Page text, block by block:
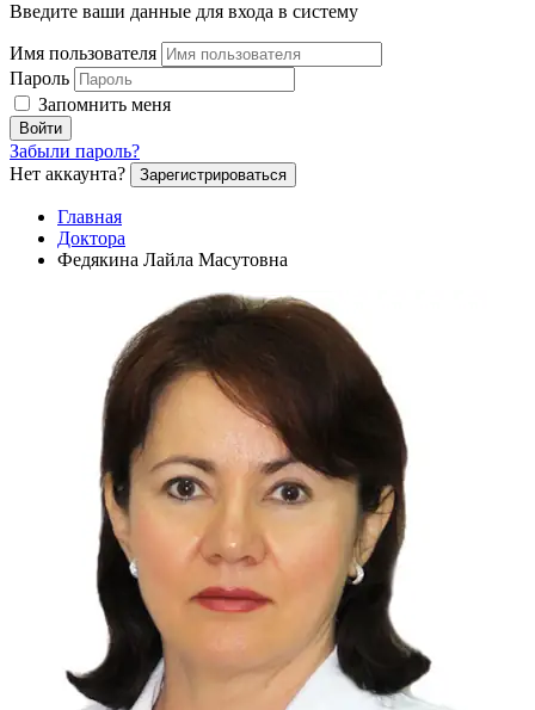
Введите ваши данные для входа в систему
Имя пользователя
Пароль
Запомнить меня
Войти
Забыли пароль?
Нет аккаунта?
Зарегистрироваться
Главная
Доктора
Федякина Лайла Масутовна